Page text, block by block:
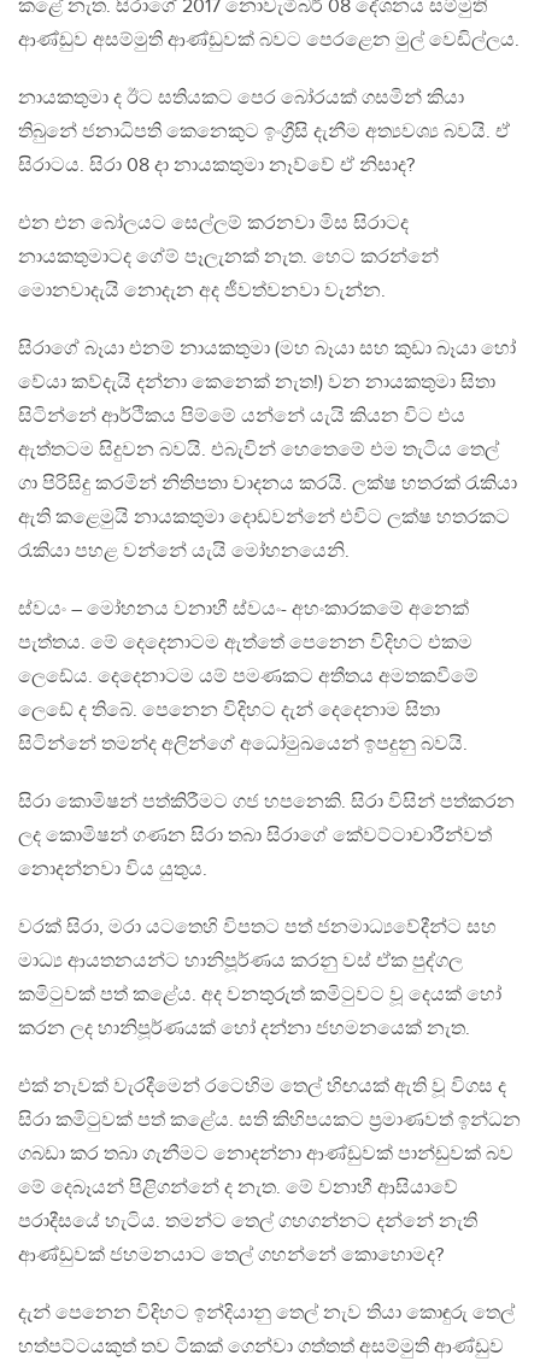
කළේ නැත. සිරාගේ 2017 නොවැමිබර් 08 දේශනය සම්මුති
ආණ්ඩුව අසම්මුති ආණ්ඩුවක් බවට පෙරළෙන මුල් වෙඩිල්ලය.
නායකතුමා ද ඊට සතියකට පෙර බෝරයක් ගසමින් කියා
තිබුනේ ජනාධිපති කෙනෙකුට ඉංග්‍රීසි දැනීම අත්‍යවශ්‍ය බවයි. ඒ
සිරාටය. සිරා 08 දා නායකතුමා නෑව්වේ ඒ නිසාද?
එන එන බෝලයට සෙල්ලම් කරනවා මිස සිරාටද
නායකතුමාටද ගේම් පෑලැනක් නැත. හෙට කරන්නේ
මොනවාදැයි නොදැන අද ජීවත්වනවා වැන්න.
සිරාගේ බෑයා එනම් නායකතුමා (මහ බෑයා සහ කුඩා බෑයා හෝ
වේයා කව්දැයි දන්නා කෙනෙක් නැත!) වන නායකතුමා සිතා
සිටින්නේ ආර්ථිකය පිම්මේ යන්නේ යැයි කියන විට එය
ඇත්තටම සිදුවන බවයි. එබැවින් හෙතෙමේ එම තැටිය තෙල්
ගා පිරිසිදු කරමින් නිතිපතා වාදනය කරයි. ලක්ෂ හතරක් රැකියා
ඇති කළෙමුයි නායකතුමා දොඩවන්නේ එවිට ලක්ෂ හතරකට
රැකියා පහළ වන්නේ යැයි මෝහනයෙනි.
ස්වයං – මෝහනය වනාහී ස්වයං- අහංකාරකමේ අනෙක්
පැත්තය. මේ දෙදෙනාටම ඇත්තේ පෙනෙන විදිහට එකම
ලෙඩේය. දෙදෙනාටම යම් පමණකට අතීතය අමතකවීමේ
ලෙඩේ ද තිබේ. පෙනෙන විදිහට දැන් දෙදෙනාම සිතා
සිටින්නේ තමන්ද අලින්ගේ අධෝමුඛයෙන් ඉපදුනු බවයි.
සිරා කොමිෂන් පත්කිරීමට ගජ හපනෙකි. සිරා විසින් පත්කරන
ලද කොමිෂන් ගණන සිරා තබා සිරාගේ කේවට්ටාචාරීන්වත්
නොදන්නවා විය යුතුය.
වරක් සිරා, මරා යටතෙහි විපතට පත් ජනමාධ්‍යවේදීන්ට සහ
මාධ්‍ය ආයතනයන්ට හානිපූර්ණය කරනු වස් ඒක පුද්ගල
කමිටුවක් පත් කළේය. අද වනතුරුත් කමිටුවට වූ දෙයක් හෝ
කරන ලද හානිපූර්ණයක් හෝ දන්නා ජහමනයෙක් නැත.
එක් නැවක් වැරදීමෙන් රටෙහිම තෙල් හිඟයක් ඇති වූ විගස ද
සිරා කමිටුවක් පත් කළේය. සති කිහිපයකට ප්‍රමාණවත් ඉන්ධන
ගබඩා කර තබා ගැනීමට නොදන්නා ආණ්ඩුවක් පාන්ඩුවක් බව
මේ දෙබෑයන් පිළිගන්නේ ද නැත. මේ වනාහී ආසියාවේ
පරාදීසයේ හැටිය. තමන්ට තෙල් ගහගන්නට දන්නේ නැති
ආණ්ඩුවක් ජහමනයාට තෙල් ගහන්නේ කොහොමද?
දැන් පෙනෙන විදිහට ඉන්දියානු තෙල් නැව තියා කොඳුරු තෙල්
හත්පට්ටයකුත් තව ටිකක් ගෙන්වා ගත්තත් අසම්මුති ආණ්ඩුව